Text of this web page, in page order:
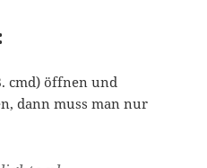
cmd) öffnen und
dann muss man nur